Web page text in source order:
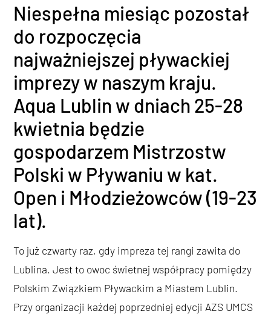
Niespełna miesiąc pozostał
do rozpoczęcia
najważniejszej pływackiej
imprezy w naszym kraju.
Aqua Lublin w dniach 25-28
kwietnia będzie
gospodarzem Mistrzostw
Polski w Pływaniu w kat.
Open i Młodzieżowców (19-23
lat).
To już czwarty raz, gdy impreza tej rangi zawita do
Lublina. Jest to owoc świetnej współpracy pomiędzy
Polskim Związkiem Pływackim a Miastem Lublin.
Przy organizacji każdej poprzedniej edycji AZS UMCS